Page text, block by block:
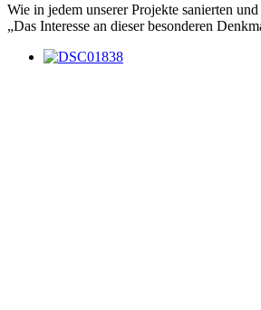
Wie in jedem unserer Projekte sanierten
„Das Interesse an dieser besonderen